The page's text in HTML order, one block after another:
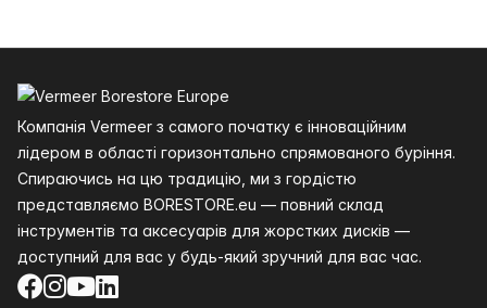
Компанія Vermeer з самого початку є інноваційним
лідером в області горизонтально спрямованого буріння.
Спираючись на цю традицію, ми з гордістю
представляємо BORESTORE.eu — повний склад
інструментів та аксесуарів для жорстких дисків —
доступний для вас у будь-який зручний для вас час.
Facebook
Instagram
YouTube
LinkedIn